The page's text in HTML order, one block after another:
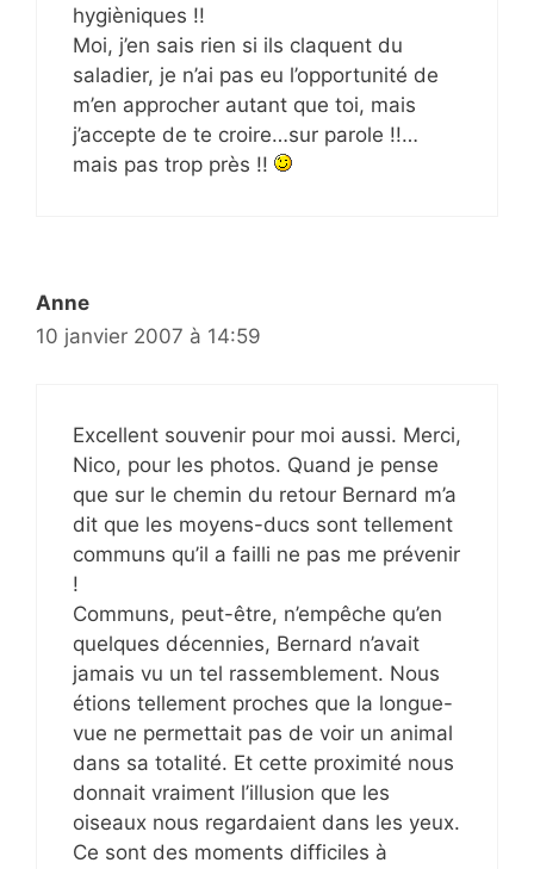
hygièniques !!
Moi, j’en sais rien si ils claquent du
saladier, je n’ai pas eu l’opportunité de
m’en approcher autant que toi, mais
j’accepte de te croire…sur parole !!…
mais pas trop près !!
Anne
10 janvier 2007 à 14:59
Excellent souvenir pour moi aussi. Merci,
Nico, pour les photos. Quand je pense
que sur le chemin du retour Bernard m’a
dit que les moyens-ducs sont tellement
communs qu’il a failli ne pas me prévenir
!
Communs, peut-être, n’empêche qu’en
quelques décennies, Bernard n’avait
jamais vu un tel rassemblement. Nous
étions tellement proches que la longue-
vue ne permettait pas de voir un animal
dans sa totalité. Et cette proximité nous
donnait vraiment l’illusion que les
oiseaux nous regardaient dans les yeux.
Ce sont des moments difficiles à